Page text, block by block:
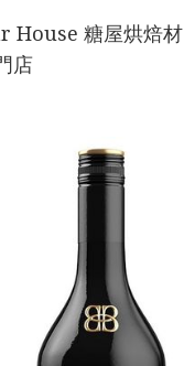
House 糖屋烘焙材
店